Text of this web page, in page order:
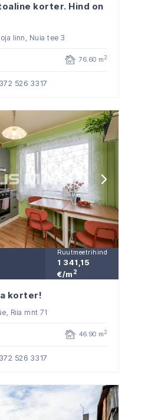
korter. Hind on
linn, Nuia tee 3
76.60 m 2
526 3317
Ruutmeetrihind
1 341,15
€/m 2
korter!
Riia mnt 71
46.90 m 2
526 3317